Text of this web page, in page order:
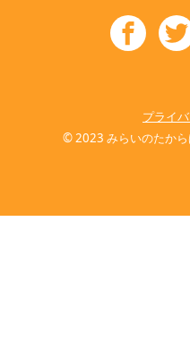
プライ
© 2023 みらいのたか